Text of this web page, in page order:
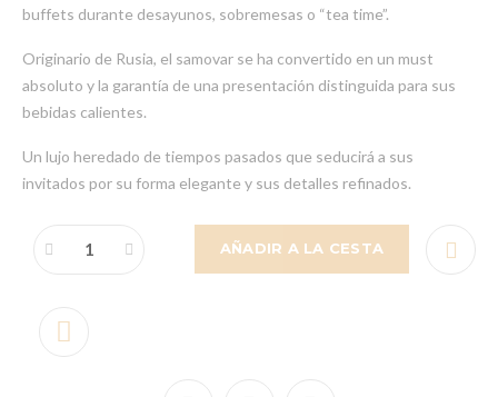
buffets durante desayunos, sobremesas o “tea time”.
Originario de Rusia, el samovar se ha convertido en un must
absoluto y la garantía de una presentación distinguida para sus
bebidas calientes.
Un lujo heredado de tiempos pasados que seducirá a sus
invitados por su forma elegante y sus detalles refinados.
AÑADIR A LA CESTA